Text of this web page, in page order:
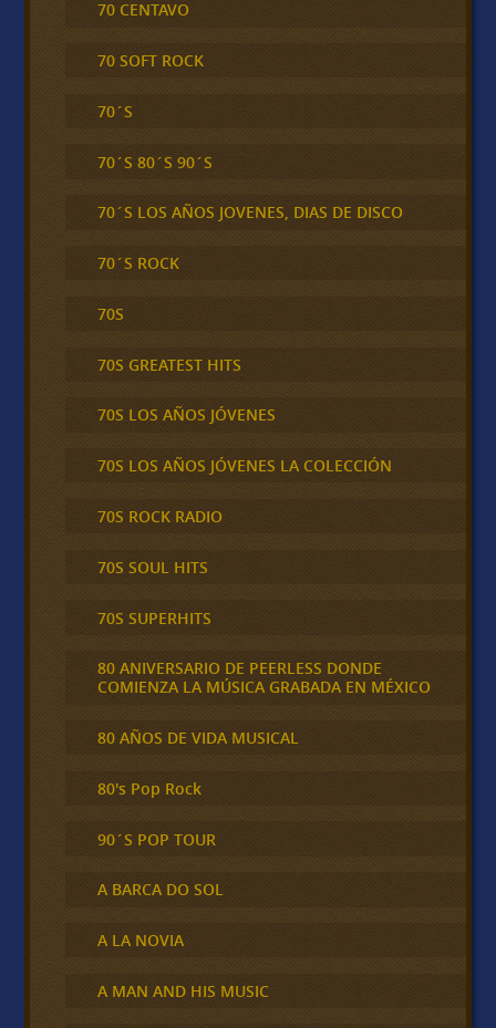
70 CENTAVO
70 SOFT ROCK
70´S
70´S 80´S 90´S
70´S LOS AÑOS JOVENES, DIAS DE DISCO
70´S ROCK
70S
70S GREATEST HITS
70S LOS AÑOS JÓVENES
70S LOS AÑOS JÓVENES LA COLECCIÓN
70S ROCK RADIO
70S SOUL HITS
70S SUPERHITS
80 ANIVERSARIO DE PEERLESS DONDE
COMIENZA LA MÚSICA GRABADA EN MÉXICO
80 AÑOS DE VIDA MUSICAL
80's Pop Rock
90´S POP TOUR
A BARCA DO SOL
A LA NOVIA
A MAN AND HIS MUSIC